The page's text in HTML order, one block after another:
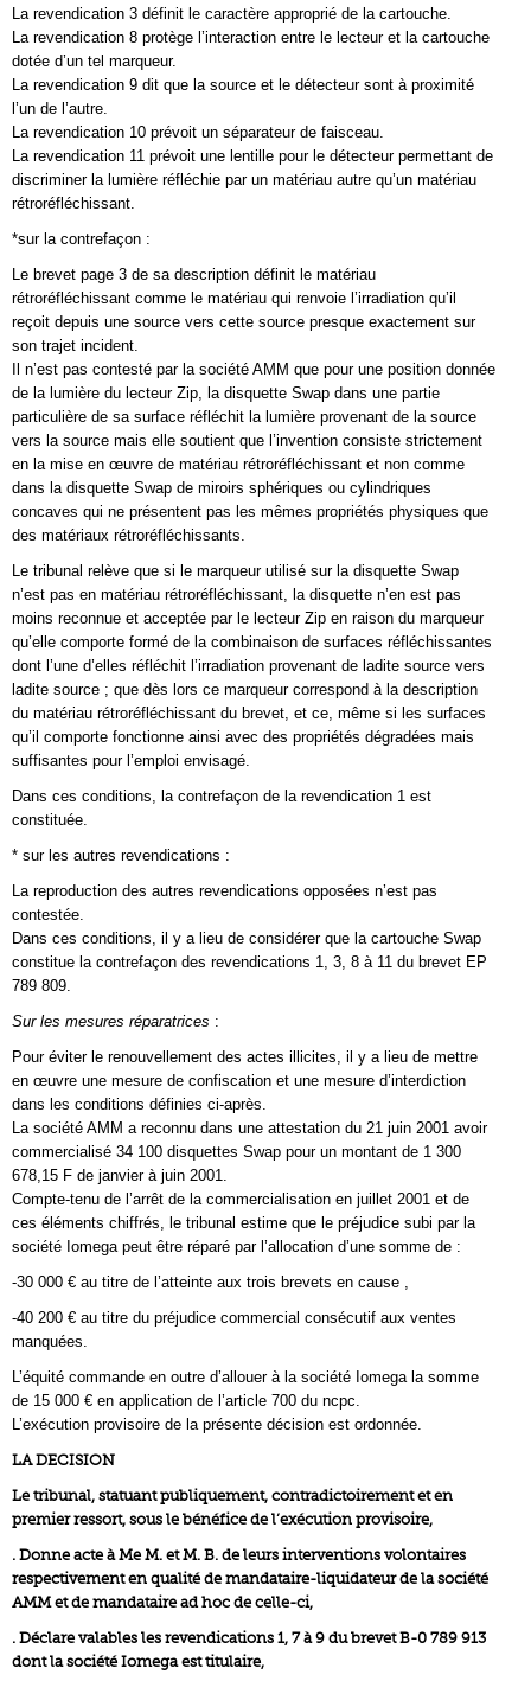
La revendication 3 définit le caractère approprié de la cartouche.
La revendication 8 protège l’interaction entre le lecteur et la cartouche
dotée d’un tel marqueur.
La revendication 9 dit que la source et le détecteur sont à proximité
l’un de l’autre.
La revendication 10 prévoit un séparateur de faisceau.
La revendication 11 prévoit une lentille pour le détecteur permettant de
discriminer la lumière réfléchie par un matériau autre qu’un matériau
rétroréfléchissant.
*sur la contrefaçon :
Le brevet page 3 de sa description définit le matériau
rétroréfléchissant comme le matériau qui renvoie l’irradiation qu’il
reçoit depuis une source vers cette source presque exactement sur
son trajet incident.
Il n’est pas contesté par la société AMM que pour une position donnée
de la lumière du lecteur Zip, la disquette Swap dans une partie
particulière de sa surface réfléchit la lumière provenant de la source
vers la source mais elle soutient que l’invention consiste strictement
en la mise en œuvre de matériau rétroréfléchissant et non comme
dans la disquette Swap de miroirs sphériques ou cylindriques
concaves qui ne présentent pas les mêmes propriétés physiques que
des matériaux rétroréfléchissants.
Le tribunal relève que si le marqueur utilisé sur la disquette Swap
n’est pas en matériau rétroréfléchissant, la disquette n’en est pas
moins reconnue et acceptée par le lecteur Zip en raison du marqueur
qu’elle comporte formé de la combinaison de surfaces réfléchissantes
dont l’une d’elles réfléchit l’irradiation provenant de ladite source vers
ladite source ; que dès lors ce marqueur correspond à la description
du matériau rétroréfléchissant du brevet, et ce, même si les surfaces
qu’il comporte fonctionne ainsi avec des propriétés dégradées mais
suffisantes pour l’emploi envisagé.
Dans ces conditions, la contrefaçon de la revendication 1 est
constituée.
* sur les autres revendications :
La reproduction des autres revendications opposées n’est pas
contestée.
Dans ces conditions, il y a lieu de considérer que la cartouche Swap
constitue la contrefaçon des revendications 1, 3, 8 à 11 du brevet EP
789 809.
Sur les mesures réparatrices :
Pour éviter le renouvellement des actes illicites, il y a lieu de mettre
en œuvre une mesure de confiscation et une mesure d’interdiction
dans les conditions définies ci-après.
La société AMM a reconnu dans une attestation du 21 juin 2001 avoir
commercialisé 34 100 disquettes Swap pour un montant de 1 300
678,15 F de janvier à juin 2001.
Compte-tenu de l’arrêt de la commercialisation en juillet 2001 et de
ces éléments chiffrés, le tribunal estime que le préjudice subi par la
société Iomega peut être réparé par l’allocation d’une somme de :
-30 000 € au titre de l’atteinte aux trois brevets en cause ,
-40 200 € au titre du préjudice commercial consécutif aux ventes
manquées.
L’équité commande en outre d’allouer à la société Iomega la somme
de 15 000 € en application de l’article 700 du ncpc.
L’exécution provisoire de la présente décision est ordonnée.
LA DECISION
Le tribunal, statuant publiquement, contradictoirement et en
premier ressort, sous le bénéfice de l’exécution provisoire,
. Donne acte à Me M. et M. B. de leurs interventions volontaires
respectivement en qualité de mandataire-liquidateur de la société
AMM et de mandataire ad hoc de celle-ci,
. Déclare valables les revendications 1, 7 à 9 du brevet B-0 789 913
dont la société Iomega est titulaire,